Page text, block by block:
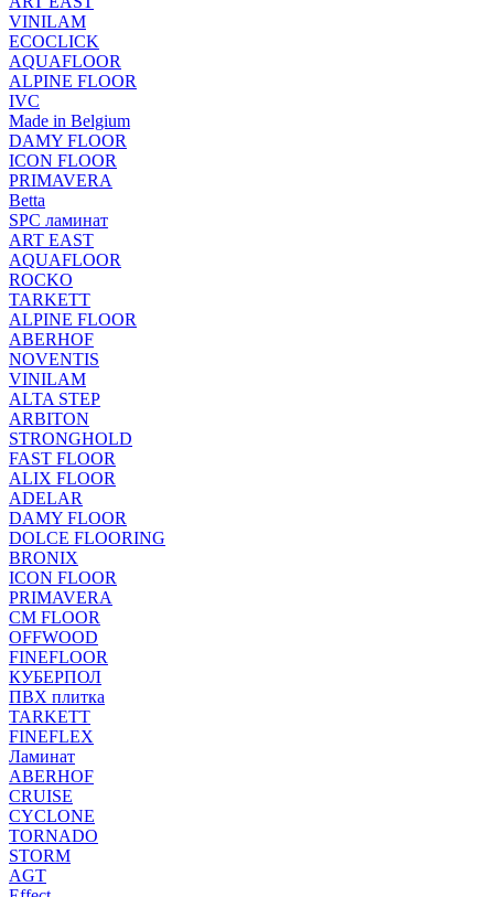
VINILAM
ECOCLICK
AQUAFLOOR
ALPINE FLOOR
IVC
Made in Belgium
DAMY FLOOR
ICON FLOOR
PRIMAVERA
Betta
SPC ламинат
ART EAST
AQUAFLOOR
ROCKO
TARKETT
ALPINE FLOOR
ABERHOF
NOVENTIS
VINILAM
ALTA STEP
ARBITON
STRONGHOLD
FAST FLOOR
ALIX FLOOR
ADELAR
DAMY FLOOR
DOLCE FLOORING
BRONIX
ICON FLOOR
PRIMAVERA
CM FLOOR
OFFWOOD
FINEFLOOR
КУБЕРПОЛ
ПВХ плитка
TARKETT
FINEFLEX
Ламинат
ABERHOF
CRUISE
CYCLONE
TORNADO
STORM
AGT